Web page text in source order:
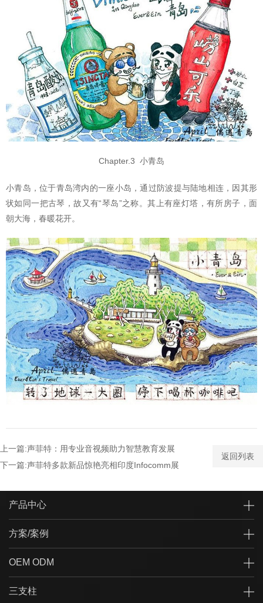
Chapter.3 小青岛
小青岛，位于青岛湾内的一座小岛，通过防波提与陆地相连，因其形
状如同一把古琴，故又有“琴岛”之称。其上有座灯塔，有所房子，面
朝大海，春暖花开。
上一篇:声菲特：用专业音视频助力智慧教育发展
下一篇:声菲特多款新品惊艳亮相印度Infocomm展
返回列表
产品中心
方案/案例
OEM ODM
三支柱